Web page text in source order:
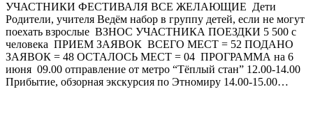
УЧАСТНИКИ ФЕСТИВАЛЯ ВСЕ ЖЕЛАЮЩИЕ Дети
Родители, учителя Ведём набор в группу детей, если не могут
поехать взрослые ВЗНОС УЧАСТНИКА ПОЕЗДКИ 5 500 с
человека ПРИЕМ ЗАЯВОК ВСЕГО МЕСТ = 52 ПОДАНО
ЗАЯВОК = 48 ОСТАЛОСЬ МЕСТ = 04 ПРОГРАММА на 6
июня 09.00 отправление от метро “Тёплый стан” 12.00-14.00
Прибытие, обзорная экскурсия по Этномиру 14.00-15.00…